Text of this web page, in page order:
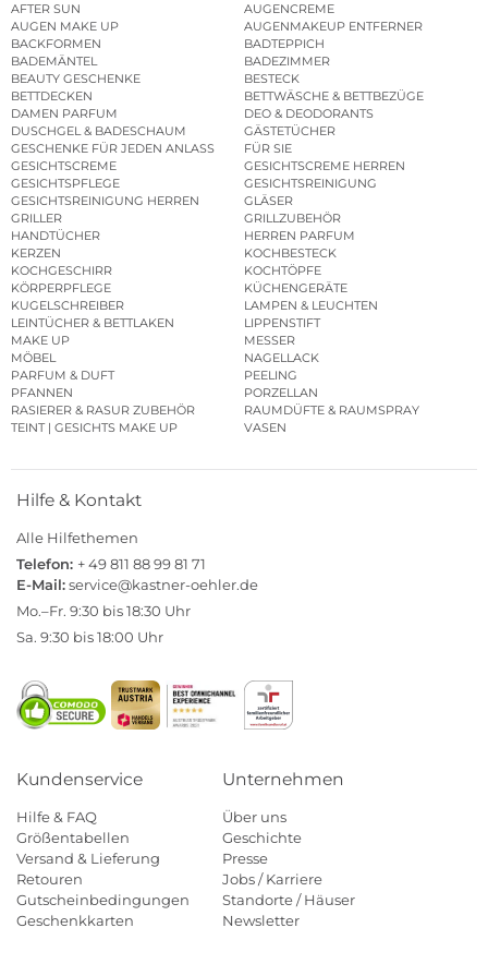
AFTER SUN
AUGENCREME
AUGEN MAKE UP
AUGENMAKEUP ENTFERNER
BACKFORMEN
BADTEPPICH
BADEMÄNTEL
BADEZIMMER
BEAUTY GESCHENKE
BESTECK
BETTDECKEN
BETTWÄSCHE & BETTBEZÜGE
DAMEN PARFUM
DEO & DEODORANTS
DUSCHGEL & BADESCHAUM
GÄSTETÜCHER
GESCHENKE FÜR JEDEN ANLASS
FÜR SIE
GESICHTSCREME
GESICHTSCREME HERREN
GESICHTSPFLEGE
GESICHTSREINIGUNG
GESICHTSREINIGUNG HERREN
GLÄSER
GRILLER
GRILLZUBEHÖR
HANDTÜCHER
HERREN PARFUM
KERZEN
KOCHBESTECK
KOCHGESCHIRR
KOCHTÖPFE
KÖRPERPFLEGE
KÜCHENGERÄTE
KUGELSCHREIBER
LAMPEN & LEUCHTEN
LEINTÜCHER & BETTLAKEN
LIPPENSTIFT
MAKE UP
MESSER
MÖBEL
NAGELLACK
PARFUM & DUFT
PEELING
PFANNEN
PORZELLAN
RASIERER & RASUR ZUBEHÖR
RAUMDÜFTE & RAUMSPRAY
TEINT | GESICHTS MAKE UP
VASEN
Hilfe & Kontakt
Alle Hilfethemen
Telefon: + 49 811 88 99 81 71
E-Mail:service@kastner-oehler.de
Mo.–Fr. 9:30 bis 18:30 Uhr
Sa. 9:30 bis 18:00 Uhr
Kundenservice
Hilfe & FAQ
Größentabellen
Versand & Lieferung
Retouren
Gutscheinbedingungen
Geschenkkarten
Unternehmen
Über uns
Geschichte
Presse
Jobs / Karriere
Standorte / Häuser
Newsletter